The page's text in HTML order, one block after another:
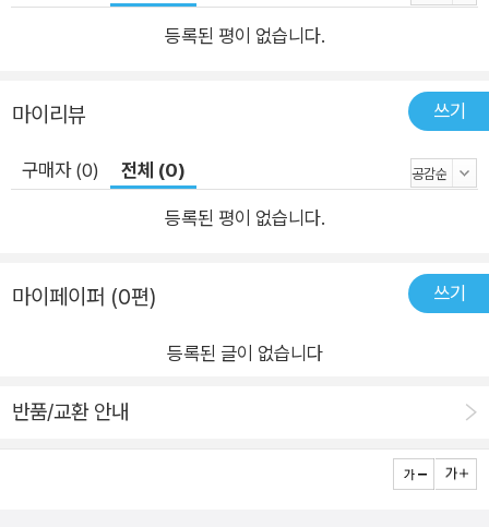
가에 있는 사람들이 즐거워하는 모습도 좋다. 바다가 선사하는 시
지고 있을 것이다. 나 또한 나만의 별난 모습이라고 생각하며 지
「비린내 안녕~」 부분 최은주 작가는 언젠가부터 후각이 더 예민
해졌다. 바다에 가면 짠 내에 코가 적응할 때까지 두통을 겪곤 했
느껴져 구역질을 하게 되고, 잘 먹던 홍어도 어느 날 갑자기 먹지
못하게 되고, 날것을 아예 먹지 못하게 되는 사태에 이르고 만다.
때문에 자기 혐오에 시달리기도 하며 힘든 시간을 보냈다. 하지만
이런 예민함과 불안, 공황 등을 해결하고자 명상하기, 감사일기
기), 긍정적 사고, 종이접기, 퀼트, 책 읽기, 글쓰기 등을 하며 그는
조금씩 나아졌다. 그까짓 병이 사람을 이길 수는 없다고, 병에 지
등록된 평이 없습니다.
마이리뷰 쓰기
구매자 (0) 전체 (0)
등록된 평이 없습니다.
마이페이퍼 (0편) 쓰기
등록된 글이 없습니다
반품/교환 안내